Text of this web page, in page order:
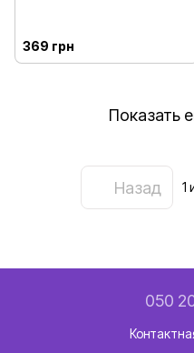
369 грн
Показать
Назад 1
050